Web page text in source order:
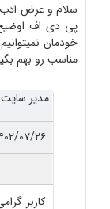
سلام و عرض ادب.
پی دی اف
خودمان
مناسب رو بهم
مدیر سایت
۱۴۰۲/۰۷/